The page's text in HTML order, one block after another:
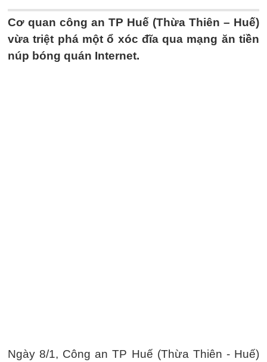
Cơ quan công an TP Huế (Thừa Thiên – Huế)
vừa triệt phá một ổ xóc đĩa qua mạng ăn tiền
núp bóng quán Internet.
Ngày 8/1, Công an TP Huế (Thừa Thiên - Huế)